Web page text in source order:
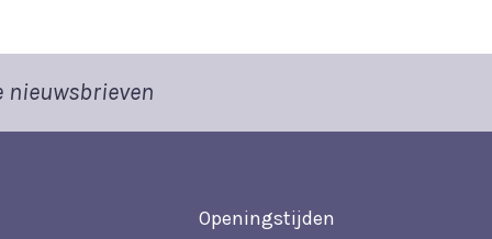
nieuwsbrieven
Openingstijden